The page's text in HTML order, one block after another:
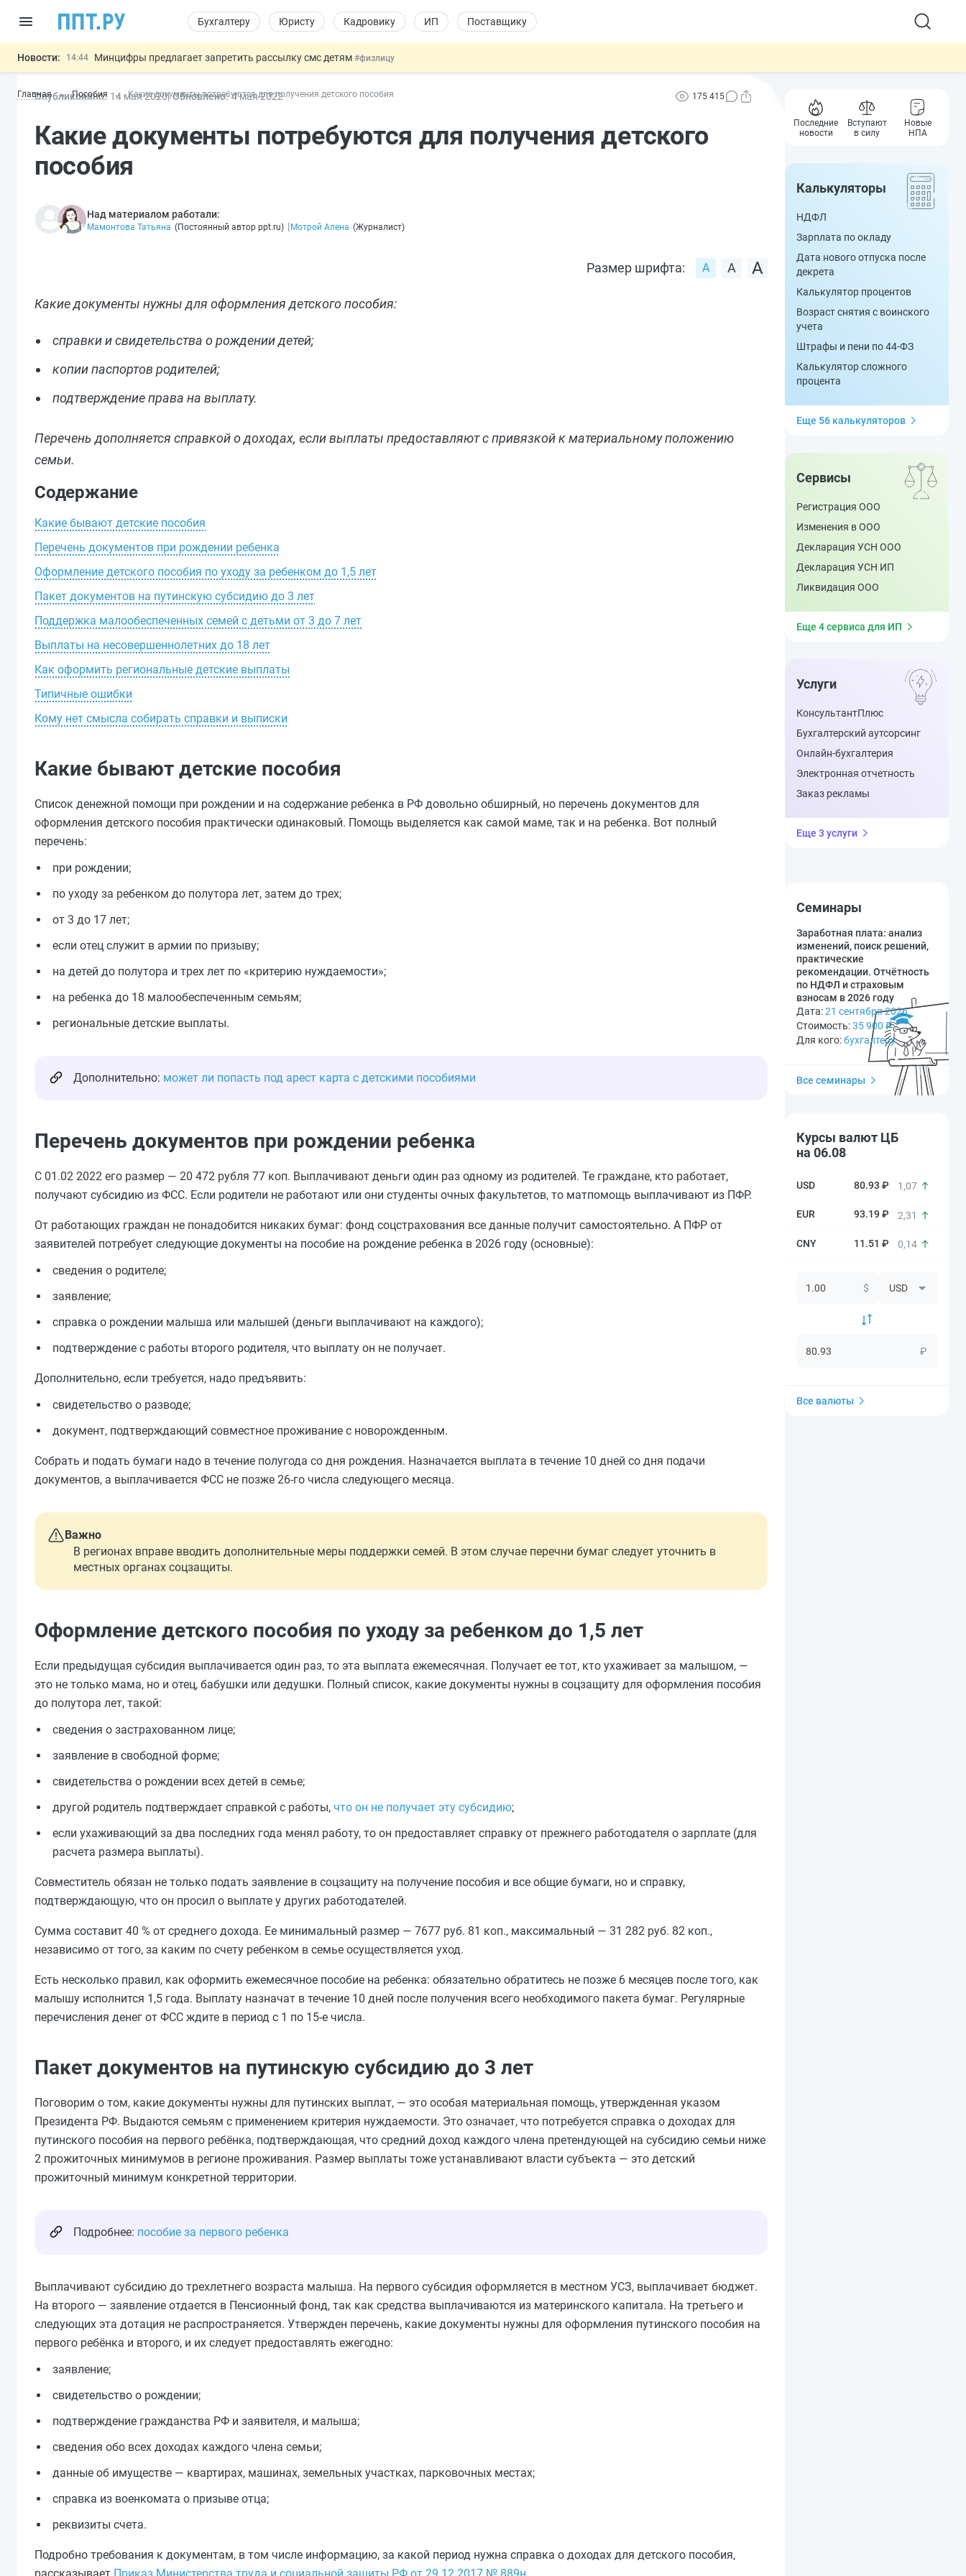
Бухгалтеру Юристу Кадровику ИП Поставщику
Новости: 14:44 Минцифры предлагает запретить рассылку смс детям #физлицу
13:16 Могут разрешить использование персональных данных россиян для обучения ИИ
11:31
Важно Разработают единые критерии трудовых и ГПХ-отношений #кадровику
Главная Пособия Какие документы потребуются для получения детского пособия
Опубликовано: 14 мая 2020 Обновлено: 4 мая 2022 175 415
Какие документы потребуются для получения детского
пособия
Над материалом работали:
Мамонтова Татьяна (Постоянный автор ppt.ru) |Мотрой Алена (Журналист)
Размер шрифта:
Какие документы нужны для оформления детского пособия:
справки и свидетельства о рождении детей;
копии паспортов родителей;
подтверждение права на выплату.
Перечень дополняется справкой о доходах, если выплаты предоставляют с привязкой к материальному положению
семьи.
Содержание
Какие бывают детские пособия
Перечень документов при рождении ребенка
Оформление детского пособия по уходу за ребенком до 1,5 лет
Пакет документов на путинскую субсидию до 3 лет
Поддержка малообеспеченных семей с детьми от 3 до 7 лет
Выплаты на несовершеннолетних до 18 лет
Как оформить региональные детские выплаты
Типичные ошибки
Кому нет смысла собирать справки и выписки
Какие бывают детские пособия
Список денежной помощи при рождении и на содержание ребенка в РФ довольно обширный, но перечень документов для
оформления детского пособия практически одинаковый. Помощь выделяется как самой маме, так и на ребенка. Вот полный
перечень:
при рождении;
по уходу за ребенком до полутора лет, затем до трех;
от 3 до 17 лет;
если отец служит в армии по призыву;
на детей до полутора и трех лет по «критерию нуждаемости»;
на ребенка до 18 малообеспеченным семьям;
региональные детские выплаты.
Дополнительно: может ли попасть под арест карта с детскими пособиями
Перечень документов при рождении ребенка
С 01.02 2022 его размер — 20 472 рубля 77 коп. Выплачивают деньги один раз одному из родителей. Те граждане, кто работает,
получают субсидию из ФСС. Если родители не работают или они студенты очных факультетов, то матпомощь выплачивают из ПФР.
От работающих граждан не понадобится никаких бумаг: фонд соцстрахования все данные получит самостоятельно. А ПФР от
заявителей потребует следующие документы на пособие на рождение ребенка в 2026 году (основные):
сведения о родителе;
заявление;
справка о рождении малыша или малышей (деньги выплачивают на каждого);
подтверждение с работы второго родителя, что выплату он не получает.
Дополнительно, если требуется, надо предъявить:
свидетельство о разводе;
документ, подтверждающий совместное проживание с новорожденным.
Собрать и подать бумаги надо в течение полугода со дня рождения. Назначается выплата в течение 10 дней со дня подачи
документов, а выплачивается ФСС не позже 26-го числа следующего месяца.
Важно
В регионах вправе вводить дополнительные меры поддержки семей. В этом случае перечни бумаг следует уточнить в
местных органах соцзащиты.
Оформление детского пособия по уходу за ребенком до 1,5 лет
Если предыдущая субсидия выплачивается один раз, то эта выплата ежемесячная. Получает ее тот, кто ухаживает за малышом, —
это не только мама, но и отец, бабушки или дедушки. Полный список, какие документы нужны в соцзащиту для оформления пособия
до полутора лет, такой:
сведения о застрахованном лице;
заявление в свободной форме;
свидетельства о рождении всех детей в семье;
другой родитель подтверждает справкой с работы, что он не получает эту субсидию;
если ухаживающий за два последних года менял работу, то он предоставляет справку от прежнего работодателя о зарплате (для
расчета размера выплаты).
Совместитель обязан не только подать заявление в соцзащиту на получение пособия и все общие бумаги, но и справку,
подтверждающую, что он просил о выплате у других работодателей.
Сумма составит 40 % от среднего дохода. Ее минимальный размер — 7677 руб. 81 коп., максимальный — 31 282 руб. 82 коп.,
независимо от того, за каким по счету ребенком в семье осуществляется уход.
Есть несколько правил, как оформить ежемесячное пособие на ребенка: обязательно обратитесь не позже 6 месяцев после того, как
малышу исполнится 1,5 года. Выплату назначат в течение 10 дней после получения всего необходимого пакета бумаг. Регулярные
перечисления денег от ФСС ждите в период с 1 по 15-е числа.
Пакет документов на путинскую субсидию до 3 лет
Поговорим о том, какие документы нужны для путинских выплат, — это особая материальная помощь, утвержденная указом
Президента РФ. Выдаются семьям с применением критерия нуждаемости. Это означает, что потребуется справка о доходах для
путинского пособия на первого ребёнка, подтверждающая, что средний доход каждого члена претендующей на субсидию семьи ниже
2 прожиточных минимумов в регионе проживания. Размер выплаты тоже устанавливают власти субъекта — это детский
прожиточный минимум конкретной территории.
Подробнее: пособие за первого ребенка
Выплачивают субсидию до трехлетнего возраста малыша. На первого субсидия оформляется в местном УСЗ, выплачивает бюджет.
На второго — заявление отдается в Пенсионный фонд, так как средства выплачиваются из материнского капитала. На третьего и
следующих эта дотация не распространяется. Утвержден перечень, какие документы нужны для оформления путинского пособия на
первого ребёнка и второго, и их следует предоставлять ежегодно:
заявление;
свидетельство о рождении;
подтверждение гражданства РФ и заявителя, и малыша;
сведения обо всех доходах каждого члена семьи;
данные об имуществе — квартирах, машинах, земельных участках, парковочных местах;
справка из военкомата о призыве отца;
реквизиты счета.
Подробно требования к документам, в том числе информацию, за какой период нужна справка о доходах для детского пособия,
Последние
новости
Вступают
в силу
Новые
НПА
Калькуляторы
НДФЛ
Зарплата по окладу
Дата нового отпуска после
декрета
Калькулятор процентов
Возраст снятия с воинского
учета
Штрафы и пени по 44-ФЗ
Калькулятор сложного
процента
Еще 56 калькуляторов
Сервисы
Регистрация ООО
Изменения в ООО
Декларация УСН ООО
Декларация УСН ИП
Ликвидация ООО
Еще 4 сервиса для ИП
Услуги
КонсультантПлюс
Бухгалтерский аутсорсинг
Онлайн-бухгалтерия
Электронная отчетность
Заказ рекламы
Еще 3 услуги
Семинары
Заработная плата: анализ
изменений, поиск решений,
практические
рекомендации. Отчётность
по НДФЛ и страховым
взносам в 2026 году
Дата:21 сентября 2026
Стоимость:35 900 ₽
Для кого:бухгалтеру
Все семинары
Курсы валют ЦБ
на 06.08
80.93 ₽ 1,07
93.19 ₽ 2,31
11.51 ₽ 0,14
$
₽
Все валюты